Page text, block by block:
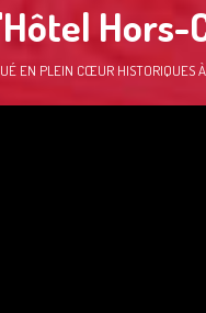
Hors-
EN PLEIN CŒUR HISTORIQUES